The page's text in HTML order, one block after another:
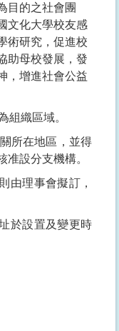
目的之社會團
文化大學校友感
術研究，促進校
助母校發展，發
，增進社會公益
組織區域。
所在地區，並得
准設分支機構。
由理事會擬訂，
於設置及變更時